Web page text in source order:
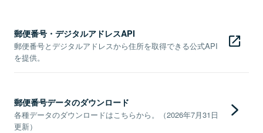
郵便番号・デジタルアドレスAPI
郵便番号とデジタルアドレスから住所を取得できる公式API
を提供。
郵便番号データのダウンロード
各種データのダウンロードはこちらから。（2026年7月31日
更新）